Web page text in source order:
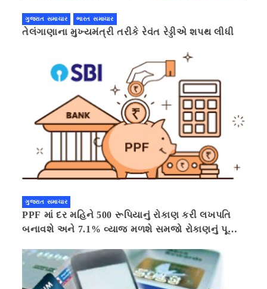
ગુજરાત સમાચાર ભારત સમાચાર
તેલંગાણાના મુખ્યમંત્રી તરીકે રેવંત રેડ્ડીએ શપથ લીધી
ગુજરાત સમાચાર
PPF માં દર મહિને 500 રૂપિયાનું રોકાણ કરી લખપતિ
બનાવશે અને 7.1% વ્યાજ મળશે સમજો રોકાણનું પૂરું